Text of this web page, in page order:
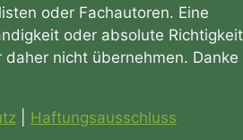
oder Fachautoren. Eine
oder absolute Richtigkeit
nicht übernehmen. Danke
Haftungsausschluss